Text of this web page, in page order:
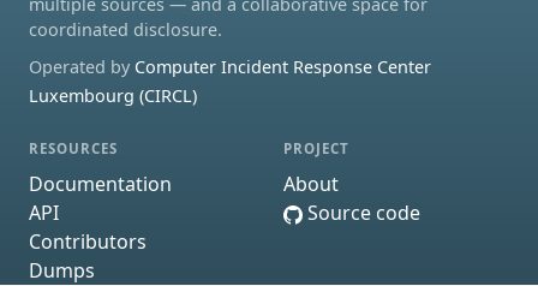
coordinated disclosure.
Operated by Computer Incident Response Center
Luxembourg (CIRCL)
RESOURCES
Documentation
API
Contributors
Dumps
PROJECT
About
Source code